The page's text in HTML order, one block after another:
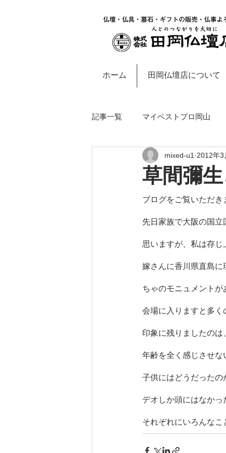
ホーム 田岡仏壇店について
記事一覧 マイベストプロ岡山
岡山・西大寺地域のお知らせ
草間彌
mixed-u1 2012年3
ブログをご覧いただ
先日家族で大阪の国
思いますが、私は存
嫁さんに香川県直島
ちゃのモニュメント
会場に入りますと多
印象に残りましたの
年齢を全く感じさせ
子供にはどうだった
デオしか頭にはなか
それぞれにいろんな